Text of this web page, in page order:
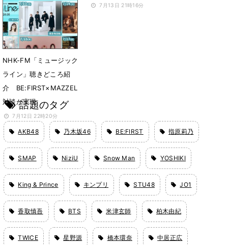
スを披露
7月14日 21時08分
7月13日 21時16分
NHK-FM「ミュージック
ライン」聴きどころ紹
介 BE:FIRST×MAZZEL
対談が実現
7月12日 22時20分
話題のタグ
AKB48 乃木坂46 BE:FIRST 指原莉乃
SMAP NiziU Snow Man YOSHIKI
King & Prince キンプリ STU48 JO1
香取慎吾 BTS 米津玄師 柏木由紀
TWICE 星野源 橋本環奈 中居正広